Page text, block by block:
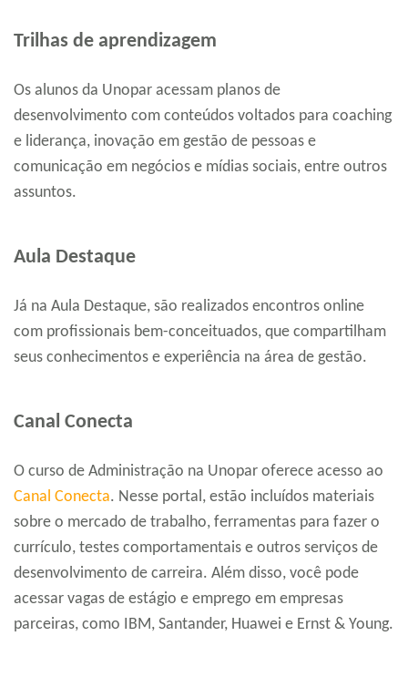
Trilhas de aprendizagem
Os alunos da Unopar acessam planos de
desenvolvimento com conteúdos voltados para coaching
e liderança, inovação em gestão de pessoas e
comunicação em negócios e mídias sociais, entre outros
assuntos.
Aula Destaque
Já na Aula Destaque, são realizados encontros online
com profissionais bem-conceituados, que compartilham
seus conhecimentos e experiência na área de gestão.
Canal Conecta
O curso de Administração na Unopar oferece acesso ao
Canal Conecta. Nesse portal, estão incluídos materiais
sobre o mercado de trabalho, ferramentas para fazer o
currículo, testes comportamentais e outros serviços de
desenvolvimento de carreira. Além disso, você pode
acessar vagas de estágio e emprego em empresas
parceiras, como IBM, Santander, Huawei e Ernst & Young.